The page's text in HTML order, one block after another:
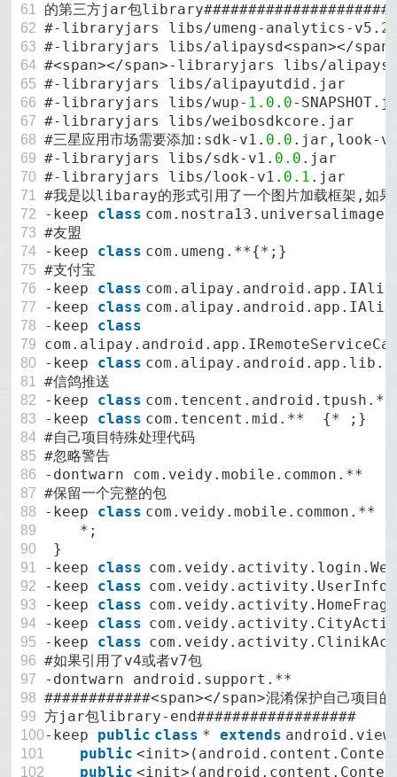
61
62
63
64
65
66
67
68
69
70
71
72
73
74
75
76
77
78
79
80
81
82
83
84
85
86
87
88
89
90
91
92
93
94
95
96
97
98
99
100
101
102
的第三方jar包
#-libraryjars libs/umeng-analytics-v5.
#-libraryjars libs/alipaysd<span></
#<span></span>-libraryjars libs/
#-libraryjars libs/alipayutdid.jar
#-libraryjars libs/wup- 1.0 . 0-
#-libraryjars libs/weibosdkcore.jar
#三星应用市场需要添加:sdk-v1. 0.0 .jar,look-
#-libraryjars libs/sdk-v1. 0.0 .jar
#-libraryjars libs/look-v1. 0.1 .jar
#我是以libaray的形式引用了一个图片加载框架,如
-keep class
#友盟
-keep class com.umeng.**{*;}
#支付宝
-keep class
-keep class
-keep class
-keep class
#信鸽推送
-keep class
-keep class com.tencent.mid.** {* ;}
#自己项目特殊处理代码
#忽略警告
-dontwarn com.veidy.mobile.common.**
#保留一个完整的包
-keep class com.veidy.mobile.common.** {
*;
}
-keep class
-keep class
-keep class
-keep class
-keep class
#如果引用了v4或者v7包
-dontwarn android.support.**
############<span></span>混淆保护自己项目的
方jar包library-end##################
-keep public class *extends
public
public